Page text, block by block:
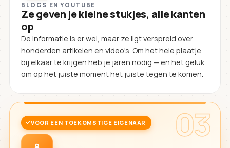
BLOGS EN YOUTUBE
Ze geven je kleine stukjes, alle kanten
op
De informatie is er wel, maar ze ligt verspreid over
honderden artikelen en video's. Om het hele plaatje
bij elkaar te krijgen heb je jaren nodig — en het geluk
om op het juiste moment het juiste tegen te komen.
03
VOOR EEN TOEKOMSTIGE EIGENAAR